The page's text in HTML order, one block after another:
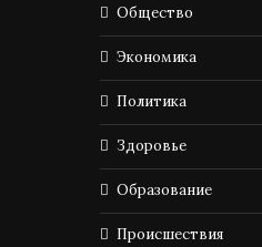
Общество
Экономика
Политика
Здоровье
Образование
Происшествия